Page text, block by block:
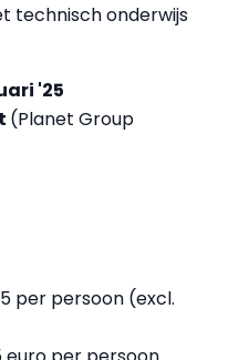
technisch onderwijs
'25
(Planet Group
per persoon (excl.